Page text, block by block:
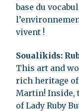
base du
vivent !
Soualikids:
This art and
rich heritage of
Martin! Inside,
of Lady Ruby